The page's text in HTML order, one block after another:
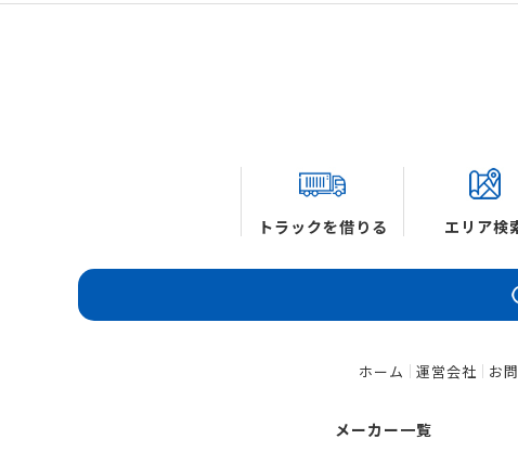
トラックを借りる エリア検
ホーム 運営会社 お
メーカー一覧